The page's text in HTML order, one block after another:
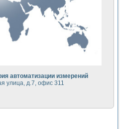
нано-, фемто-,
установка по измерению временных
лабораторный комплекс на базе
и оптимизации тепловой
для исследования функциональных
создания экономичного
движения макрочастиц в
свойств дисперсных продуктов
управления сверхпроводящим
NI в курсе экспериментальной
аэрозоля и выпадения осадка в
автоматизации измерений
улица, д.7, офис 311